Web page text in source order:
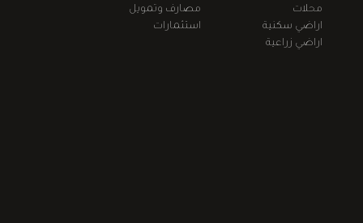
محلات
اراضي سكنية
اراضي زراعية
مصارف وتمويل
استثمارات